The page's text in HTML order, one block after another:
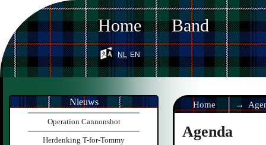
Home Band
nl en
Home
Agenda
Nieuws
Operation Cannonshot
Herdenking T-for-Tommy